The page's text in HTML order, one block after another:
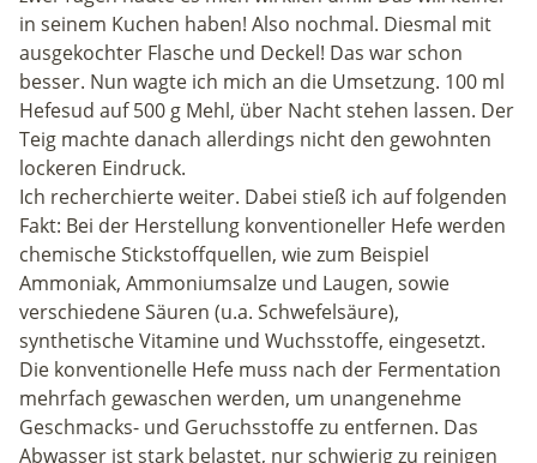
in seinem Kuchen haben! Also nochmal. Diesmal mit
ausgekochter Flasche und Deckel! Das war schon
besser. Nun wagte ich mich an die Umsetzung. 100 ml
Hefesud auf 500 g Mehl, über Nacht stehen lassen. Der
Teig machte danach allerdings nicht den gewohnten
lockeren Eindruck.
Ich recherchierte weiter. Dabei stieß ich auf folgenden
Fakt: Bei der Herstellung konventioneller Hefe werden
chemische Stickstoffquellen, wie zum Beispiel
Ammoniak, Ammoniumsalze und Laugen, sowie
verschiedene Säuren (u.a. Schwefelsäure),
synthetische Vitamine und Wuchsstoffe, eingesetzt.
Die konventionelle Hefe muss nach der Fermentation
mehrfach gewaschen werden, um unangenehme
Geschmacks- und Geruchsstoffe zu entfernen. Das
Abwasser ist stark belastet, nur schwierig zu reinigen